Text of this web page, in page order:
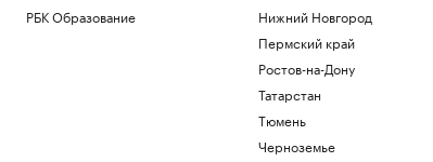
РБК Образование
Нижний Новгород
Пермский край
Ростов-на-Дону
Татарстан
Тюмень
Черноземье